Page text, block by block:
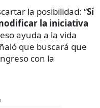
la posibilidad: “Sí
la iniciativa
ayuda a la vida
que buscará que
con la